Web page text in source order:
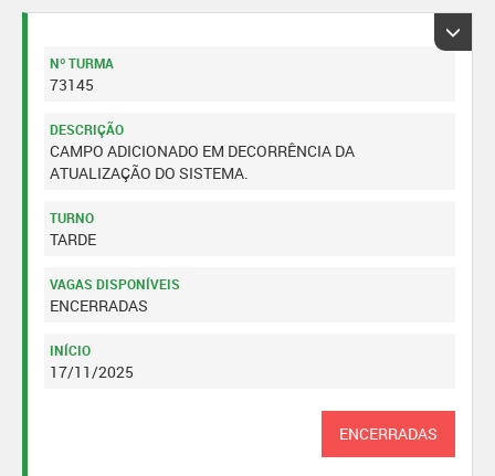
Nº TURMA
73145
DESCRIÇÃO
CAMPO ADICIONADO EM DECORRÊNCIA DA
ATUALIZAÇÃO DO SISTEMA.
TURNO
TARDE
VAGAS DISPONÍVEIS
ENCERRADAS
INÍCIO
17/11/2025
ENCERRADAS